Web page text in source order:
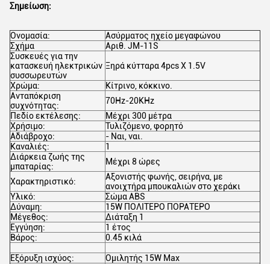
Σημείωση:
Ονομασία:
Ασύρματος ηχείο μεγαφώνου
Σχήμα
Αριθ. JM-11S
Συσκευές για την
κατασκευή ηλεκτρικών
συσσωρευτών
Ξηρά κύτταρα 4pcs X 1.5V
Χρώμα:
Κίτρινο, κόκκινο.
Ανταπόκριση
συχνότητας:
70Hz-20KHz
Πεδίο εκτέλεσης:
Μέχρι 300 μέτρα
Χρήσιμο:
Τυλιζόμενο, φορητό
Αδιάβροχο:
- Ναι, ναι.
Καναλιές:
1
Διάρκεια ζωής της
μπαταρίας:
Μέχρι 8 ώρες
Χαρακτηριστικό:
Αξονιστής φωνής, σειρήνα, με
ανοιχτήρα μπουκαλιών στο χεράκι
Υλικό:
Σώμα ABS
Δύναμη:
15W ΠΟΛΙΤΕΡΟ ΠΟΡΑΤΕΡΟ
Μέγεθος:
Διάταξη 1
Εγγύηση:
1 έτος
Βάρος:
0.45 κιλά
Εξόρυξη ισχύος:
Ομιλητής 15W Max